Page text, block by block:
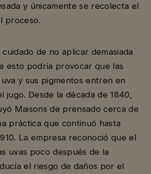
y únicamente se recolecta el
proceso.
de no aplicar demasiada
esto podría provocar que las
y sus pigmentos entren en
jugo. Desde la década de 1840,
Maisons de prensado cerca de
práctica que continuó hasta
La empresa reconoció que el
uvas poco después de la
el riesgo de daños por el